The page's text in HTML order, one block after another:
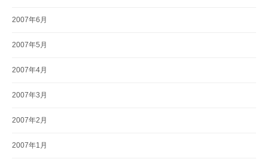
2007年6月
2007年5月
2007年4月
2007年3月
2007年2月
2007年1月